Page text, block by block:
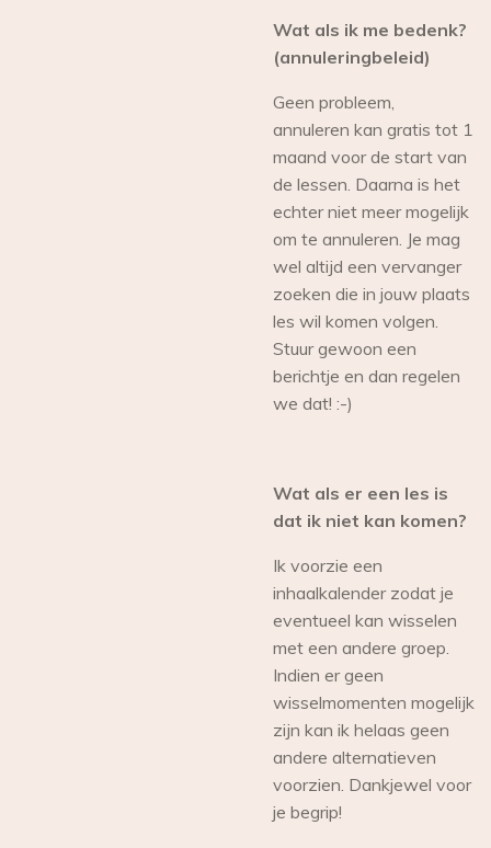
Wat als ik me bedenk?
(annuleringbeleid)
Geen probleem,
annuleren kan gratis tot 1
maand voor de start van
de lessen. Daarna is het
echter niet meer mogelijk
om te annuleren. Je mag
wel altijd een vervanger
zoeken die in jouw plaats
les wil komen volgen.
Stuur gewoon een
berichtje en dan regelen
we dat! :-)
Wat als er een les is
dat ik niet kan komen?
Ik voorzie een
inhaalkalender zodat je
eventueel kan wisselen
met een andere groep.
Indien er geen
wisselmomenten mogelijk
zijn kan ik helaas geen
andere alternatieven
voorzien. Dankjewel voor
je begrip!